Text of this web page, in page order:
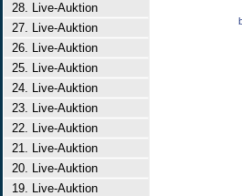
28. Live-Auktion
27. Live-Auktion
26. Live-Auktion
25. Live-Auktion
24. Live-Auktion
23. Live-Auktion
22. Live-Auktion
21. Live-Auktion
20. Live-Auktion
19. Live-Auktion